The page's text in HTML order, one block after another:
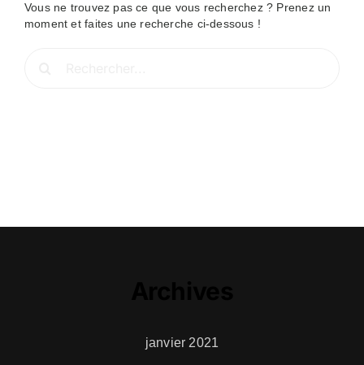
Vous ne trouvez pas ce que vous recherchez ? Prenez un
moment et faites une recherche ci-dessous !
janvier 2021